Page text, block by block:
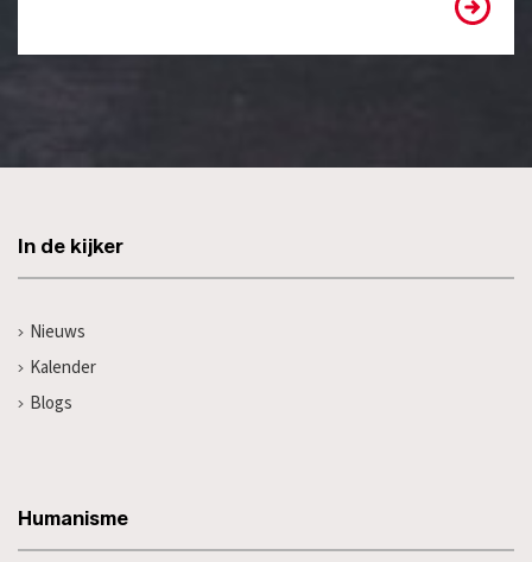
In de kijker
Nieuws
Kalender
Blogs
Humanisme